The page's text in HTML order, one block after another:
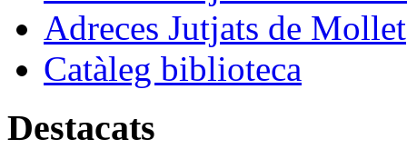
Adreces Jutjats de Mollet
Catàleg biblioteca
Destacats